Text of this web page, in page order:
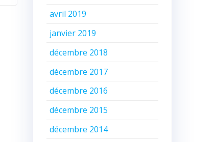
avril 2019
janvier 2019
décembre 2018
décembre 2017
décembre 2016
décembre 2015
décembre 2014